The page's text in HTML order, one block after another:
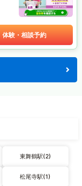
体験・相談予約
東舞鶴駅(2)
松尾寺駅(1)